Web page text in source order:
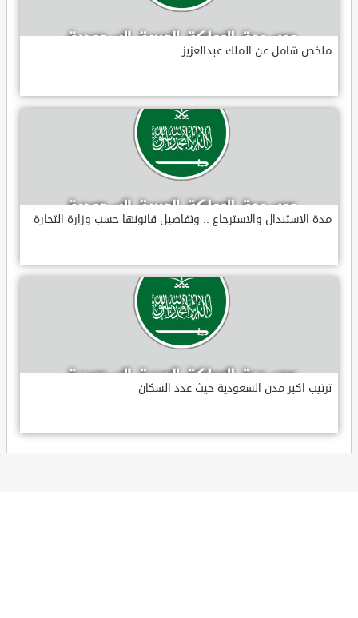
ملخص شامل عن الملك عبدالعزيز
مدة الاستبدال والاسترجاع .. وتفاصيل قانونها حسب وزارة التجارة
ترتيب اكبر مدن السعودية حيث عدد السكان